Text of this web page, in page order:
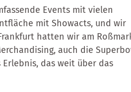
Events mit vielen
mit Showacts, und wir
hatten wir am
auch die
Erlebnis, das weit über das